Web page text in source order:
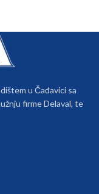
u Čađavici sa
firme Delaval, te